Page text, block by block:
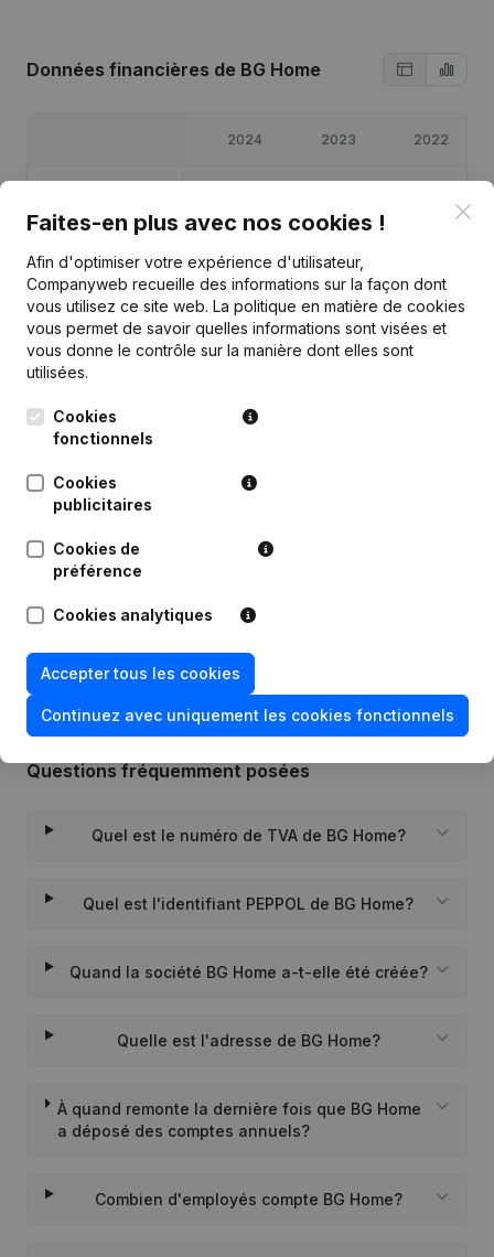
Données financières de BG Home
2024 2023 2022
Capitaux propres € -31 035 €-22 280 €-12 856
Marge brute €47 104 €39 883 €
Publications de BG Home
Date Publication
05-07-2021
Rubrique Constitution (Nouvelle
Personne Morale, Ouverture
Questions fréquemment posées
Quel est le numéro de TVA de BG Home?
Quel est l'identifiant PEPPOL de BG Home?
Quand la société BG Home a-t-elle été créée?
Quelle est l'adresse de BG Home?
À quand remonte la dernière fois que BG Home
a déposé des comptes annuels?
Combien d'employés compte BG Home?
Faites-en plus avec nos cookies !
Afin d'optimiser votre expérience d'utilisateur,
Companyweb recueille des informations sur la façon dont
vous utilisez ce site web. La politique en matière de cookies
vous permet de savoir quelles informations sont visées et
vous donne le contrôle sur la manière dont elles sont
utilisées.
Cookies
fonctionnels
Cookies
publicitaires
Cookies de
préférence
Cookies analytiques
Accepter tous les cookies
Continuez avec uniquement les cookies fonctionnels